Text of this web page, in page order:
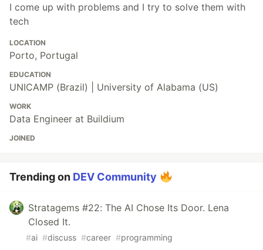
I come up with problems and I try to solve them with
tech
LOCATION
Porto, Portugal
EDUCATION
UNICAMP (Brazil) | University of Alabama (US)
WORK
Data Engineer at Buildium
JOINED
Trending on DEV Community
Stratagems #22: The AI Chose Its Door. Lena
Closed It.
#ai #discuss #career #programming